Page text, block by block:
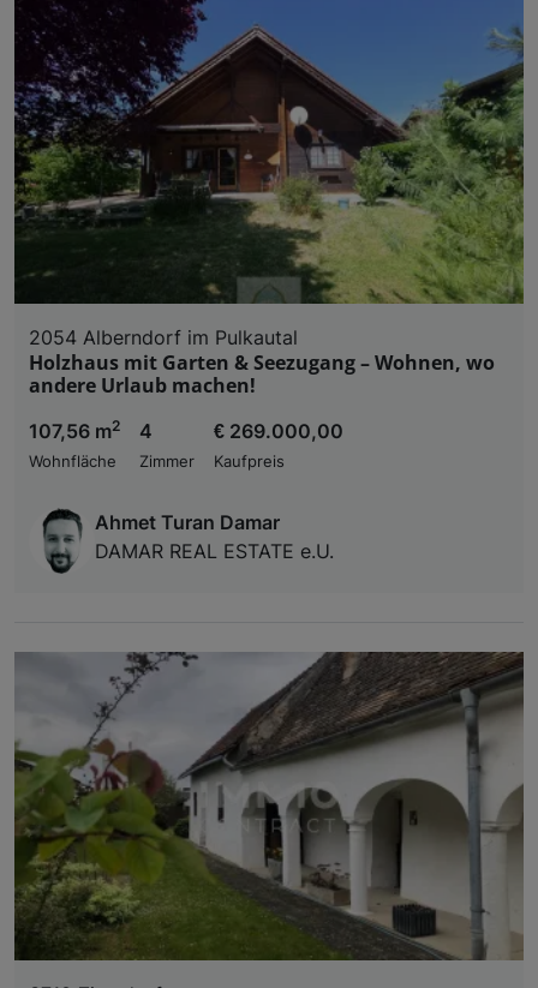
2054 Alberndorf im Pulkautal
Holzhaus mit Garten & Seezugang – Wohnen, wo
andere Urlaub machen!
107,56 m2
Wohnfläche
4
Zimmer
€ 269.000,00
Kaufpreis
Ahmet Turan Damar
DAMAR REAL ESTATE e.U.